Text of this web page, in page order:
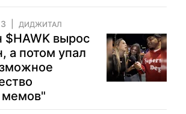
ДИДЖИТАЛ
вырос
а потом упал
мемов"